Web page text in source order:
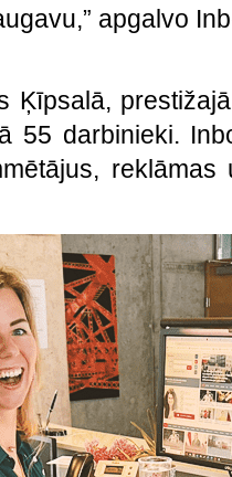
apgalvo
Ķīpsalā,
55 darbinieki.